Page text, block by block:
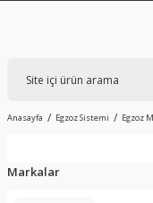
Anasayfa Egzoz Sistemi Egzoz
Markalar